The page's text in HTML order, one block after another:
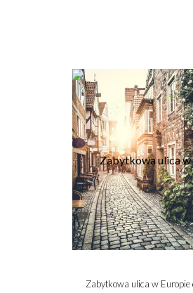
Zabytkowa ulica w Europie